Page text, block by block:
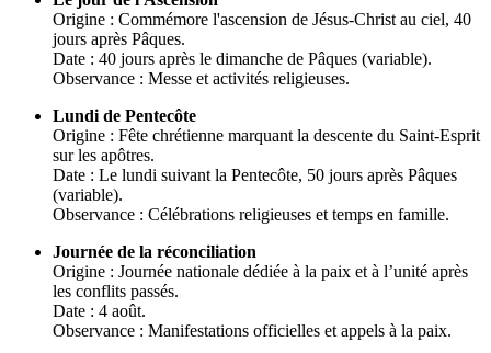
Origine : Commémore l'ascension de Jésus-Christ au ciel, 40
jours après Pâques.
Date : 40 jours après le dimanche de Pâques (variable).
Observance : Messe et activités religieuses.
Lundi de Pentecôte
Origine : Fête chrétienne marquant la descente du Saint-Esprit
sur les apôtres.
Date : Le lundi suivant la Pentecôte, 50 jours après Pâques
(variable).
Observance : Célébrations religieuses et temps en famille.
Journée de la réconciliation
Origine : Journée nationale dédiée à la paix et à l’unité après
les conflits passés.
Date : 4 août.
Observance : Manifestations officielles et appels à la paix.